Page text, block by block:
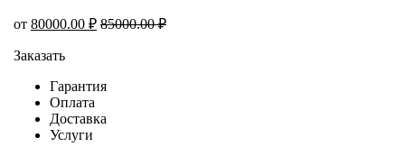
от 80000.00 ₽ 85000.00₽
Заказать
Гарантия
Оплата
Доставка
Услуги